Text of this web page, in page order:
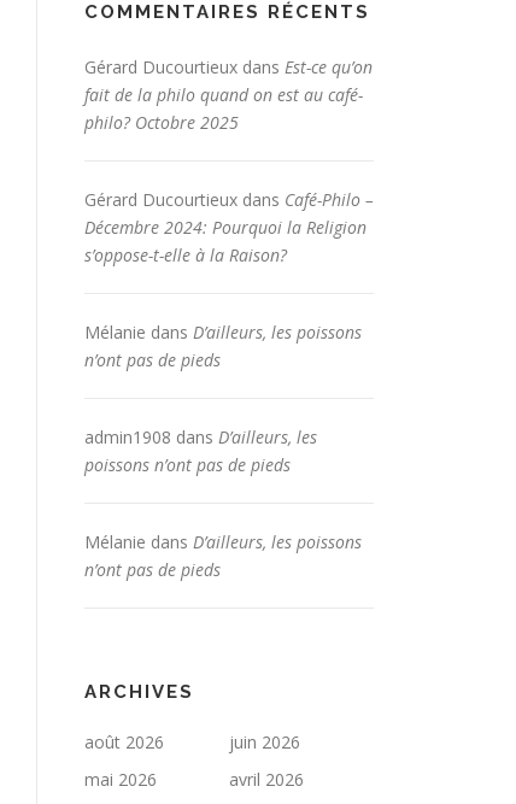
COMMENTAIRES RÉCENTS
Gérard Ducourtieux dans Est-ce qu’on
fait de la philo quand on est au café-
philo? Octobre 2025
Gérard Ducourtieux dans Café-Philo –
Décembre 2024: Pourquoi la Religion
s’oppose-t-elle à la Raison?
Mélanie dans D’ailleurs, les poissons
n’ont pas de pieds
admin1908 dans D’ailleurs, les
poissons n’ont pas de pieds
Mélanie dans D’ailleurs, les poissons
n’ont pas de pieds
ARCHIVES
août 2026
juin 2026
mai 2026
avril 2026